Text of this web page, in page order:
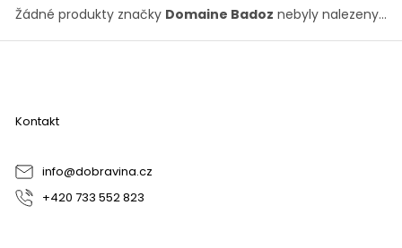
Žádné produkty značky Domaine Badoz nebyly nalezeny...
Z
Kontakt
info@dobravina.cz
+420 733 552 823